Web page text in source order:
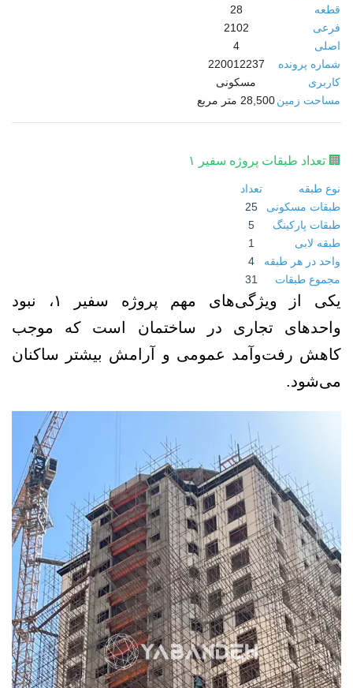
قطعه
28
فرعی
2102
اصلی
4
شماره پرونده
220012237
کاربری
مسکونی
مساحت زمین28,500 متر مربع
🏢 تعداد طبقات پروژه سفیر ۱
نوع طبقه
تعداد
طبقات مسکونی
25
طبقات پارکینگ
5
طبقه لابی
1
واحد در هر طبقه
4
مجموع طبقات
31
یکی از ویژگی‌های مهم پروژه سفیر ۱، نبود
واحدهای تجاری در ساختمان است که موجب
کاهش رفت‌وآمد عمومی و آرامش بیشتر ساکنان
می‌شود.